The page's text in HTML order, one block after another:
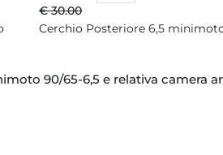
€ 30.00
Cerchio Posteriore 6,5
90/65-6,5 e relativa camera